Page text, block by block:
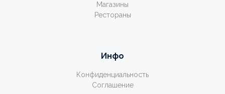
Магазины
Рестораны
Инфо
Конфиденциальность
Соглашение